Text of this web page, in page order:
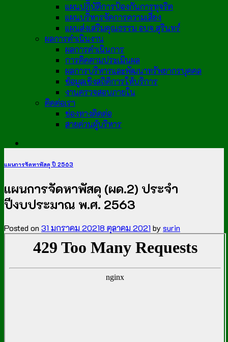
แผนปฏิบัติการป้องกันการทุจริต
แผนบริหารจัดการความเสี่ยง
แผนส่งเสริมคุณธรรม อบจ.สุรินทร์
ผลการดำเนินงาน
ผลการดำเนินการ
การติดตามประเมินผล
ผลการบริหารและพัฒนาทรัพยากรบุคคล
ข้อมูลเชิงสถิติการให้บริการ
งานตรวจสอบภายใน
ติดต่อเรา
ช่องทางติดต่อ
สายด่วนผู้บริหาร
แผนการจัดหาพัสดุ ปี 2563
แผนการจัดหาพัสดุ (ผด.2) ประจำ
ปีงบประมาณ พ.ศ. 2563
Posted on 31 มกราคม 20218 ตุลาคม 2021 bysurin